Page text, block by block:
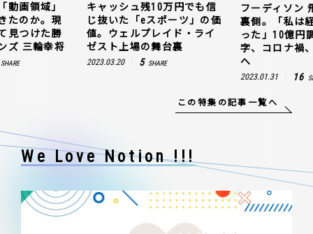
動画領域」
たのか。現
見つけた勝
ズ 三輪幸将
SHARE
キャッシュ残10万円でも信
じ抜いた「eスポーツ」の価
値。ウェルプレイド・ライ
ゼスト上場の舞台裏
2023.03.20 5 SHARE
フーディソン
裏側。「私は
った」10億円
字、コロナ禍
へ
2023.01.31 16
この特集の記事一覧へ
We Love Notion !!!